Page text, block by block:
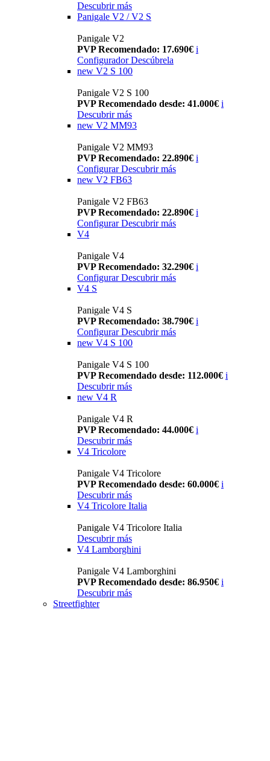
Descubrir más
Panigale V2 / V2 S
Panigale V2
PVP Recomendado: 17.690€ i
Configurador Descúbrela
new V2 S 100
Panigale V2 S 100
PVP Recomendado desde: 41.000€ i
Descubrir más
new V2 MM93
Panigale V2 MM93
PVP Recomendado: 22.890€ i
Configurar Descubrir más
new V2 FB63
Panigale V2 FB63
PVP Recomendado: 22.890€ i
Configurar Descubrir más
V4
Panigale V4
PVP Recomendado: 32.290€ i
Configurar Descubrir más
V4 S
Panigale V4 S
PVP Recomendado: 38.790€ i
Configurar Descubrir más
new V4 S 100
Panigale V4 S 100
PVP Recomendado desde: 112.000€ i
Descubrir más
new V4 R
Panigale V4 R
PVP Recomendado: 44.000€ i
Descubrir más
V4 Tricolore
Panigale V4 Tricolore
PVP Recomendado desde: 60.000€ i
Descubrir más
V4 Tricolore Italia
Panigale V4 Tricolore Italia
Descubrir más
V4 Lamborghini
Panigale V4 Lamborghini
PVP Recomendado desde: 86.950€ i
Descubrir más
Streetfighter